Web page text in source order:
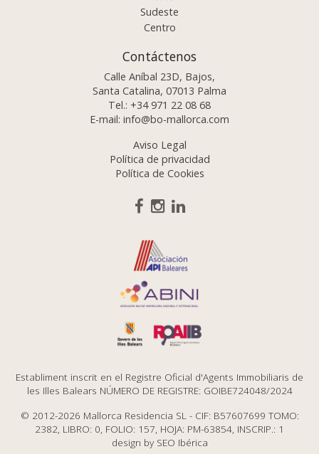
Sudeste
Centro
Contáctenos
Calle Aníbal 23D, Bajos,
Santa Catalina, 07013 Palma
Tel.: +34 971 22 08 68
E-mail: info@bo-mallorca.com
Aviso Legal
Política de privacidad
Política de Cookies
Establiment inscrit en el Registre Oficial d'Agents Immobiliaris de
les Illes Balears NÚMERO DE REGISTRE: GOIBE724048/2024
© 2012-2026 Mallorca Residencia SL - CIF: B57607699 TOMO:
2382, LIBRO: 0, FOLIO: 157, HOJA: PM-63854, INSCRIP.: 1
design by SEO Ibérica